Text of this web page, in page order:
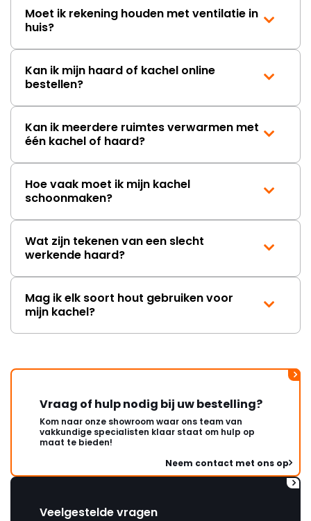
Moet ik rekening houden met ventilatie in
huis?
Kan ik mijn haard of kachel online
bestellen?
Kan ik meerdere ruimtes verwarmen met
één kachel of haard?
Hoe vaak moet ik mijn kachel
schoonmaken?
Wat zijn tekenen van een slecht
werkende haard?
Mag ik elk soort hout gebruiken voor
mijn kachel?
Vraag of hulp nodig bij uw bestelling?
Kom naar onze showroom waar ons team van
vakkundige specialisten klaar staat om hulp op
maat te bieden!
Neem contact met ons op
Veelgestelde vragen